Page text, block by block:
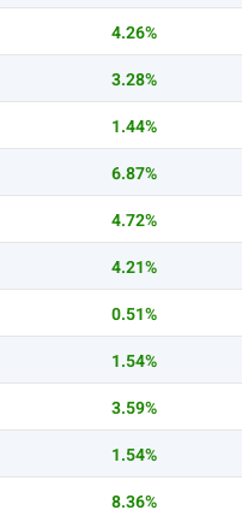
4.26%
3.28%
1.44%
6.87%
4.72%
4.21%
0.51%
1.54%
3.59%
1.54%
8.36%